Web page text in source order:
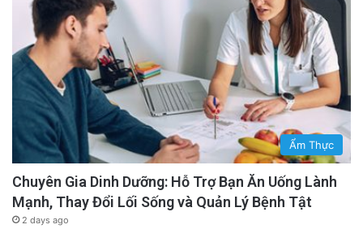
Ẩm Thực
Chuyên Gia Dinh Dưỡng: Hỗ Trợ Bạn Ăn Uống Lành
Mạnh, Thay Đổi Lối Sống và Quản Lý Bệnh Tật
2 days ago